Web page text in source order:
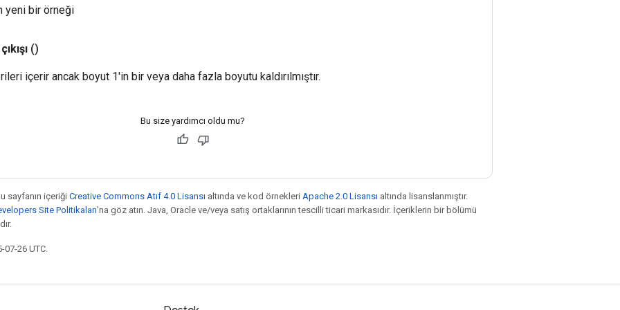
yeni bir örneği
çıkışı ()
içerir ancak boyut 1'in bir veya daha fazla boyutu kaldırılmıştır.
Bu size yardımcı oldu mu?
sayfanın içeriği Creative Commons Atıf 4.0 Lisansı altında ve kod örnekleri Apache 2.0 Lisansı altında lisanslanmıştır.
Site Politikaları'na göz atın. Java, Oracle ve/veya satış ortaklarının tescilli ticari markasıdır. İçeriklerin bir bölümü
26 UTC.